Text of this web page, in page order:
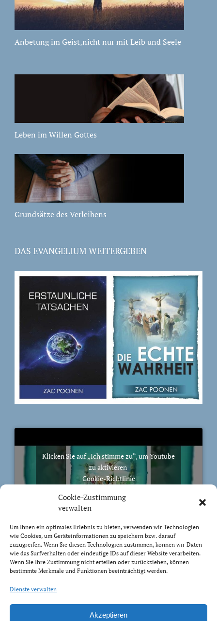
Cookie-Zustimmung
verwalten
Um Ihnen ein optimales Erlebnis zu bieten, verwenden wir Technologien
wie Cookies, um Geräteinformationen zu speichern bzw. darauf
zuzugreifen. Wenn Sie diesen Technologien zustimmen, können wir Daten
wie das Surfverhalten oder eindeutige IDs auf dieser Website verarbeiten.
Wenn Sie Ihre Zustimmung nicht erteilen oder zurückziehen, können
bestimmte Merkmale und Funktionen beeinträchtigt werden.
Dienste verwalten
Akzeptieren
Anbetung im Geist,nicht nur mit Leib und Seele
Leben im Willen Gottes
Grundsätze des Verleihens
DAS EVANGELIUM WEITERGEBEN
Klicken Sie auf „Ich stimme zu“, um Youtube
zu aktivieren
Cookie-Richtlinie
Ich stimme zu
BIBELVERS DES TAGES
und lasst euch nicht wieder das Joch der Knechtschaft
auflegen!